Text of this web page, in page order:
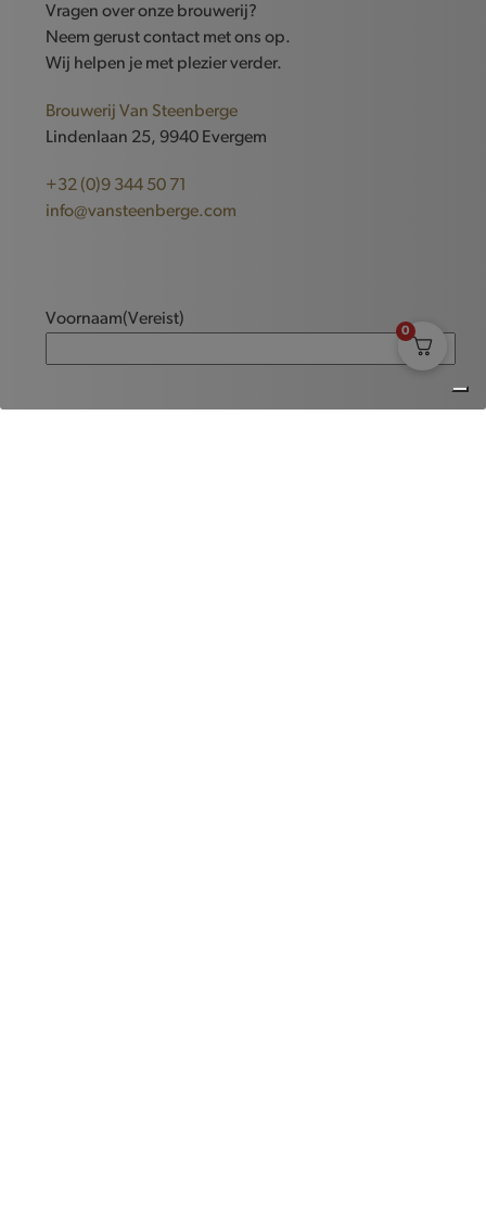
Vragen over onze brouwerij?
Neem gerust contact met ons op.
Wij helpen je met plezier verder.
Brouwerij Van Steenberge
Lindenlaan 25, 9940 Evergem
+32 (0)9 344 50 71
info@vansteenberge.com
Voornaam(Vereist)
0